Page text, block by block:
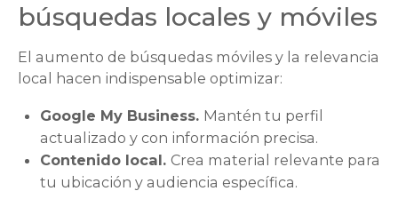
búsquedas locales y móviles
El aumento de búsquedas móviles y la relevancia
local hacen indispensable optimizar:
Google My Business. Mantén tu perfil
actualizado y con información precisa.
Contenido local. Crea material relevante para
tu ubicación y audiencia específica.